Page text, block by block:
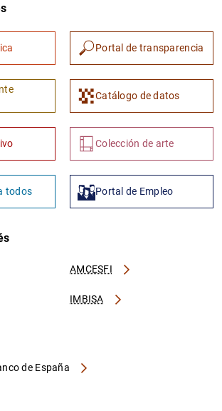
Portal de transparencia
Catálogo de datos
Colección de arte
todos Portal de Empleo
AMCESFI
IMBISA
de España